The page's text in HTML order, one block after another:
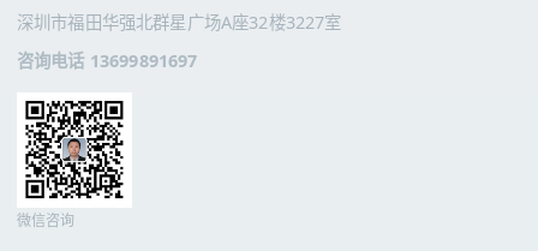
深圳市福田华强北群星广场A座32楼3227室
咨询电话 13699891697
微信咨询